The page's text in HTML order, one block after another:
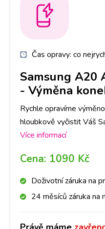
Čas opravy: co
Samsung A20
- Výměna
Rychle opravíme
hloubkově vyčistit Váš
ušetříte čas i peníze.
Více informací
Cena: 1090 Kč
Doživotní záruka na
24 měsíců záruka na